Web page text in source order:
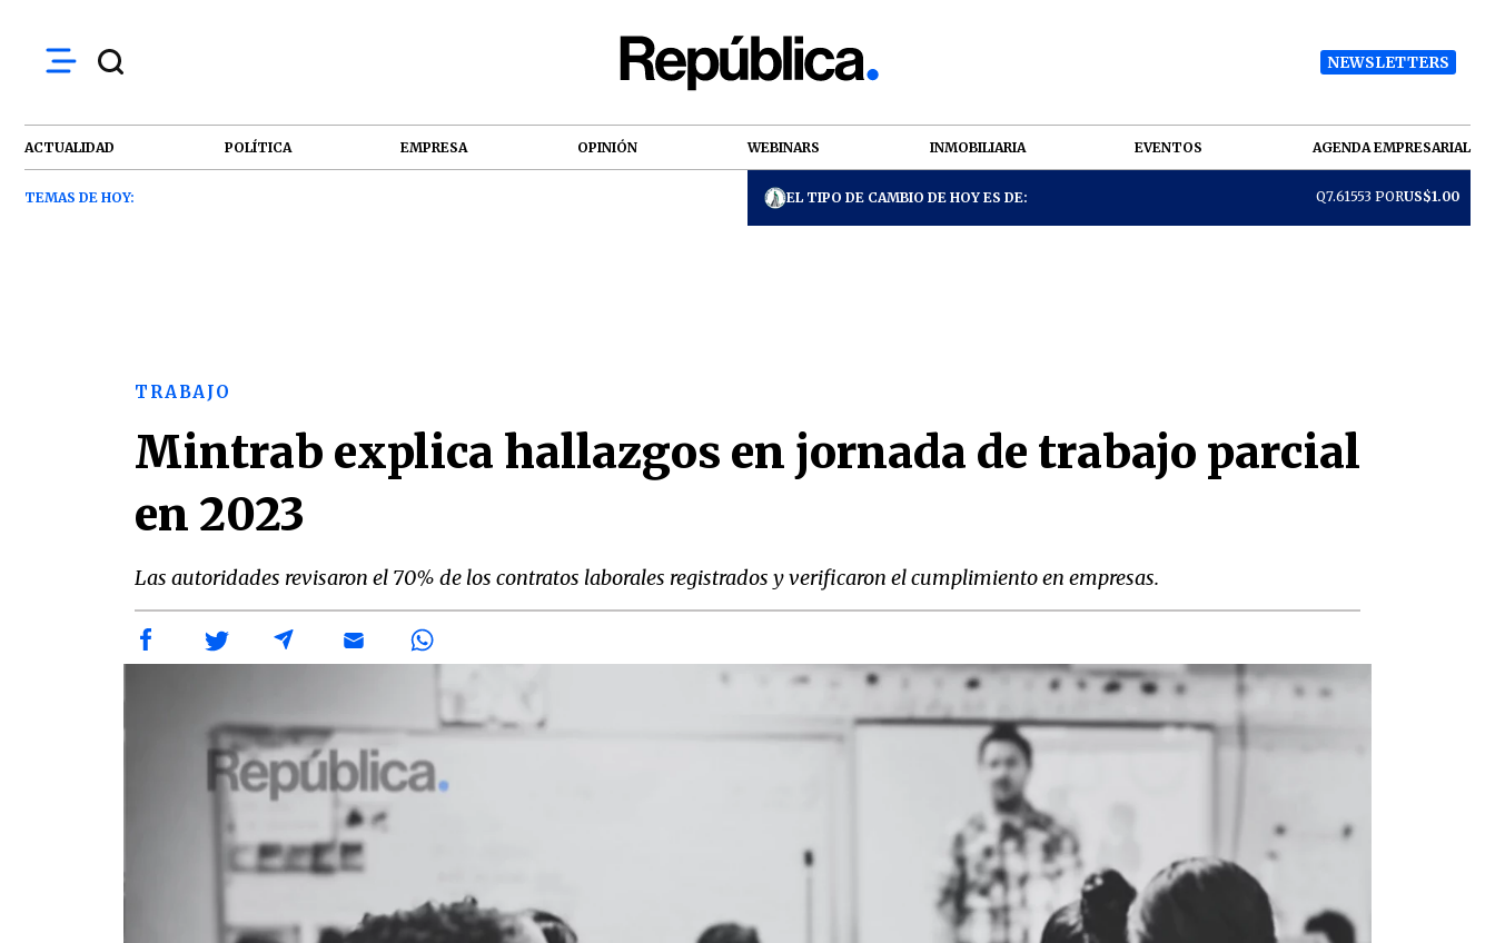
NEWSLETTERS
ACTUALIDAD POLÍTICA EMPRESA OPINIÓN WEBINARS INMOBILIARIA EVENTOS AGENDA EMPRESARIAL
TEMAS DE HOY: EL TIPO DE CAMBIO DE HOY ES DE: Q7.61553 PORUS$1.00
TRABAJO
Mintrab explica hallazgos en jornada de trabajo parcial
en 2023
Las autoridades revisaron el 70% de los contratos laborales registrados y verificaron el cumplimiento en empresas.